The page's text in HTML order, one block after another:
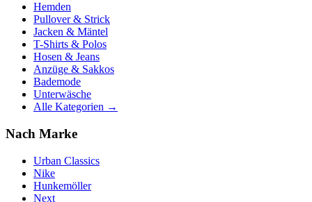
Hemden
Pullover & Strick
Jacken & Mäntel
T-Shirts & Polos
Hosen & Jeans
Anzüge & Sakkos
Bademode
Unterwäsche
Alle Kategorien →
Nach Marke
Urban Classics
Nike
Hunkemöller
Next